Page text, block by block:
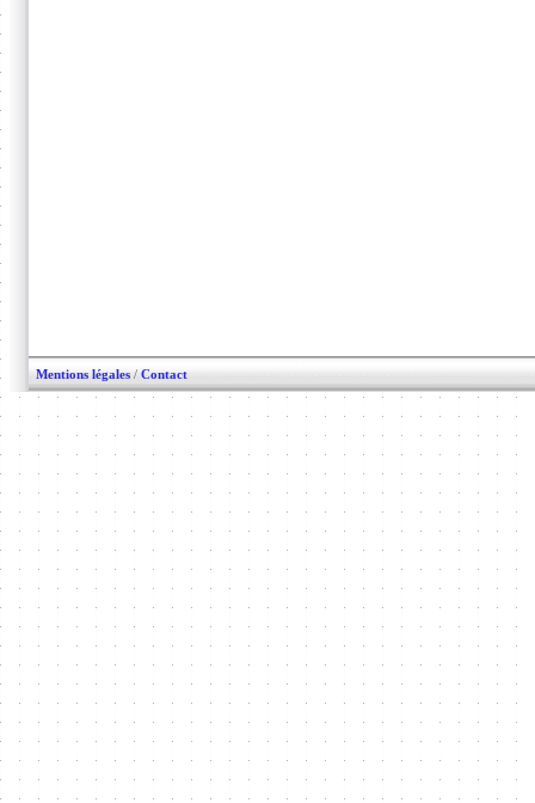
Mentions légales / Contact